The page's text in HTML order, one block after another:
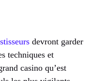
devront garder
techniques et
casino qu’est